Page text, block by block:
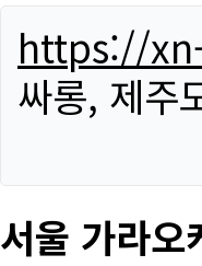
https://
싸롱, 제주
서울 가라오